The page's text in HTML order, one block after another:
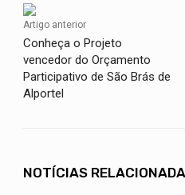
Artigo anterior
Conheça o Projeto
vencedor do Orçamento
Participativo de São Brás de
Alportel
NOTÍCIAS